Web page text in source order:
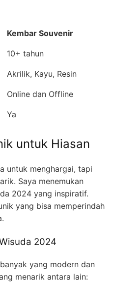
Kembar Souvenir
10+ tahun
Akrilik, Kayu, Resin
Online dan Offline
Ya
untuk Hiasan
untuk menghargai, tapi
Saya menemukan
2024 yang inspiratif.
yang bisa memperindah
2024
yang modern dan
menarik antara lain: